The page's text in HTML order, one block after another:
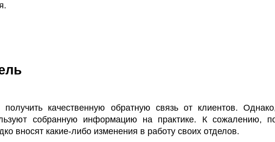
получить качественную обратную связь от клиентов.
собранную информацию на практике. К сожалению,
вносят какие-либо изменения в работу своих отделов.